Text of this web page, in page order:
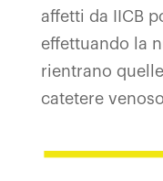
affetti da IICB
effettuando la
rientrano
catetere